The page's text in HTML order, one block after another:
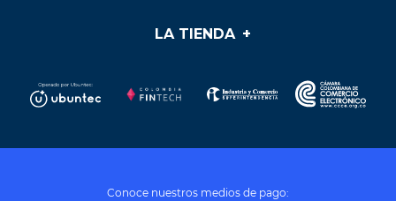
LA TIENDA +
Mis pedidos
Términos y condiciones
Conoce nuestros medios de pago: